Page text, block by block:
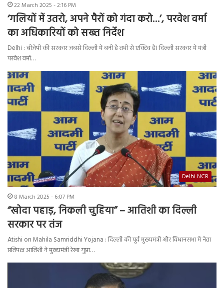
22 March 2025 - 2:16 PM
‘गलियों में उतरो, अपने पैरों को गंदा करो…’, परवेश वर्मा
का अधिकारियों को सख्त निर्देश
Delhi : बीजेपी की सरकार जबसे दिल्ली में बनी है तभी से एक्टिव है। दिल्ली सरकार में मंत्री
परवेश वर्मा…
Delhi NCR
8 March 2025 - 6:07 PM
“खोदा पहाड़, निकली चुहिया” – आतिशी का दिल्ली
सरकार पर तंज
Atishi on Mahila Samriddhi Yojana : दिल्ली की पूर्व मुख्यमंत्री और विधानसभा में नेता
प्रतिपक्ष आतिशी ने मुख्यमंत्री रेखा गुप्ता…